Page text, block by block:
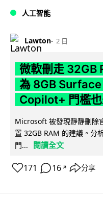
人工智能
Lawton 2 日
微軟刪走 32GB
為 8GB
Copilot+ 門檻也
Microsoft 被發現靜靜刪除
置 32GB RAM 的建議。分
門...
閱讀全文
171 16 ↗ 分享